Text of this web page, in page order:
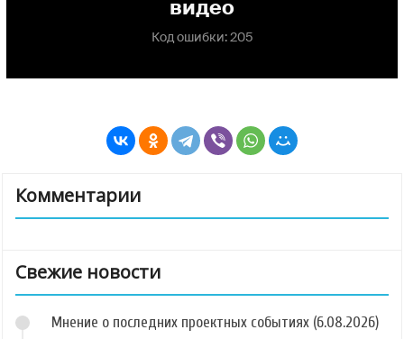
Комментарии
Свежие новости
Мнение о последних проектных событиях (6.08.2026)